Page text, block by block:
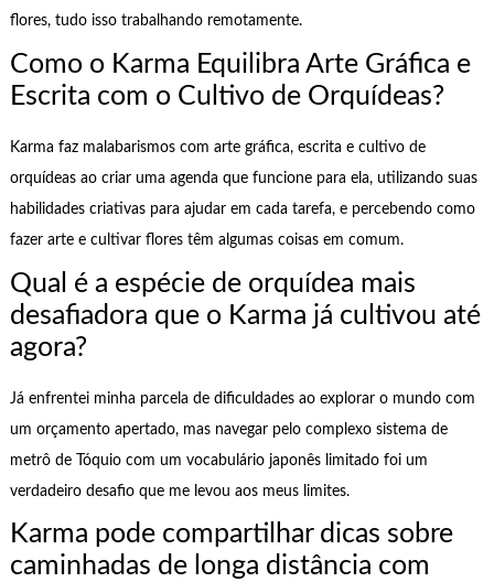
flores, tudo isso trabalhando remotamente.
Como o Karma Equilibra Arte Gráfica e
Escrita com o Cultivo de Orquídeas?
Karma faz malabarismos com arte gráfica, escrita e cultivo de
orquídeas ao criar uma agenda que funcione para ela, utilizando suas
habilidades criativas para ajudar em cada tarefa, e percebendo como
fazer arte e cultivar flores têm algumas coisas em comum.
Qual é a espécie de orquídea mais
desafiadora que o Karma já cultivou até
agora?
Já enfrentei minha parcela de dificuldades ao explorar o mundo com
um orçamento apertado, mas navegar pelo complexo sistema de
metrô de Tóquio com um vocabulário japonês limitado foi um
verdadeiro desafio que me levou aos meus limites.
Karma pode compartilhar dicas sobre
caminhadas de longa distância com